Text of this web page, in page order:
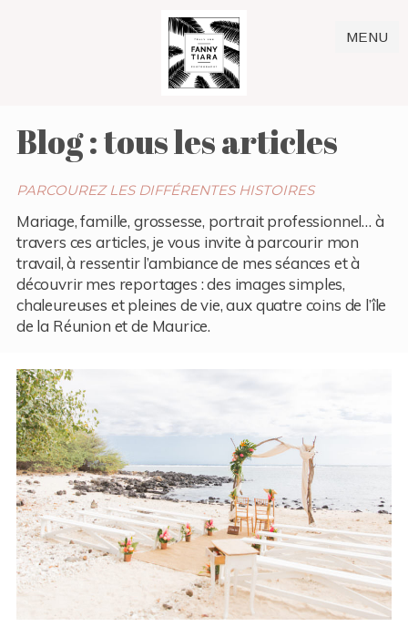
MENU
Blog : tous les articles
PARCOUREZ LES DIFFÉRENTES HISTOIRES
Mariage, famille, grossesse, portrait professionnel… à
travers ces articles, je vous invite à parcourir mon
travail, à ressentir l’ambiance de mes séances et à
découvrir mes reportages : des images simples,
chaleureuses et pleines de vie, aux quatre coins de l’île
de la Réunion et de Maurice.
Mariage – Fabienne et Willy –
Reunion (974)